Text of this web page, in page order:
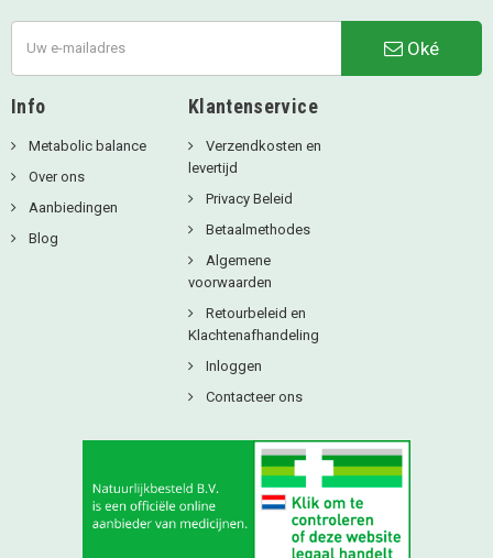
Oké
Info
Metabolic balance
Over ons
Aanbiedingen
Blog
Klantenservice
Verzendkosten en
levertijd
Privacy Beleid
Betaalmethodes
Algemene
voorwaarden
Retourbeleid en
Klachtenafhandeling
Inloggen
Contacteer ons